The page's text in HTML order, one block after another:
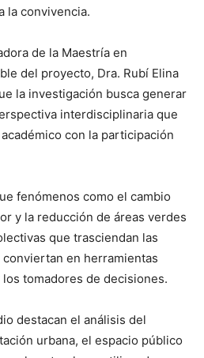
la convivencia.
de la Maestría en
del proyecto, Dra. Rubí Elina
la investigación busca generar
interdisciplinaria que
con la participación
fenómenos como el cambio
y la reducción de áreas verdes
que trasciendan las
en herramientas
tomadores de decisiones.
destacan el análisis del
urbana, el espacio público